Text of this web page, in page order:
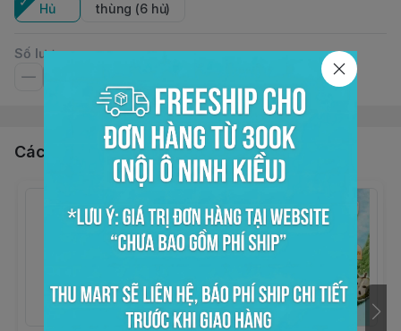
Hủ
thùng (6 hủ)
Số lượng
Các sản phẩm, dịch vụ khác